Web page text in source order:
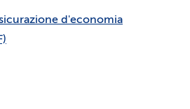
complementare «Guida di
altrui».
d'economia